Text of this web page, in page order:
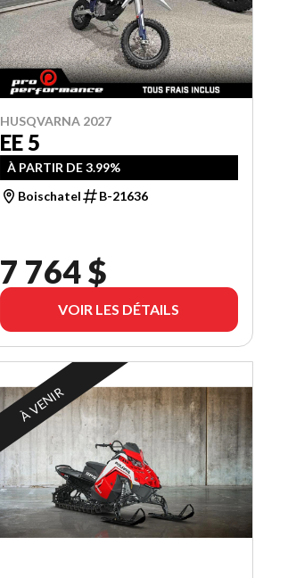
HUSQVARNA 2027
EE 5
À PARTIR DE 3.99%
Boischatel
B-21636
7 764 $
VOIR LES DÉTAILS
À VENIR